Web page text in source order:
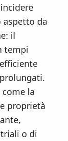
da
il
tempi
la
proprietà
o di